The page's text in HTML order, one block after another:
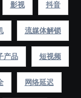
影视 抖音
流媒体解锁
产品 短视频
网络延迟